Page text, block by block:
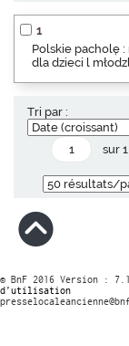
1
Polskie pacholę
dla dzieci l
Tri par :
sur 1
© BnF 2016 Version :
d’utilisation